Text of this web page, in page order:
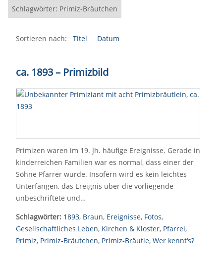
Schlagwörter: Primiz-Bräutchen
Sortieren nach: Titel Datum
ca. 1893 – Primizbild
Primizen waren im 19. Jh. häufige Ereignisse. Gerade in
kinderreichen Familien war es normal, dass einer der
Söhne Pfarrer wurde. Insofern wird es kein leichtes
Unterfangen, das Ereignis über die vorliegende –
unbeschriftete und…
Schlagwörter: 1893, Braun, Ereignisse, Fotos,
Gesellschaftliches Leben, Kirchen & Kloster, Pfarrei,
Primiz, Primiz-Bräutchen, Primiz-Bräutle, Wer kennt‘s?